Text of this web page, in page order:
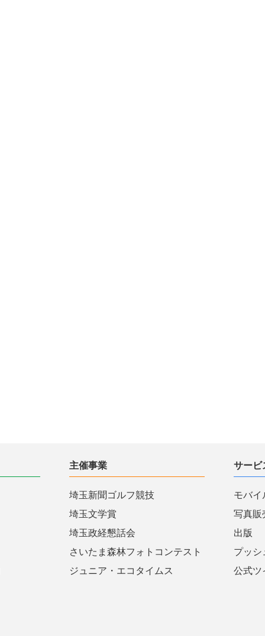
主催事業
埼玉新聞ゴルフ競技
埼玉文学賞
埼玉政経懇話会
さいたま森林フォトコンテスト
ジュニア・エコタイムス
サービ
モバイ
写真販
出版
プッシ
公式ツ